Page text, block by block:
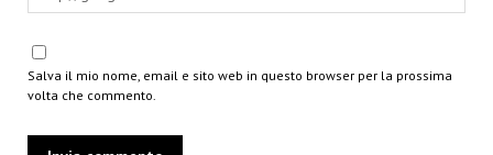
Salva il mio nome, email e sito web in questo browser per la prossima
volta che commento.